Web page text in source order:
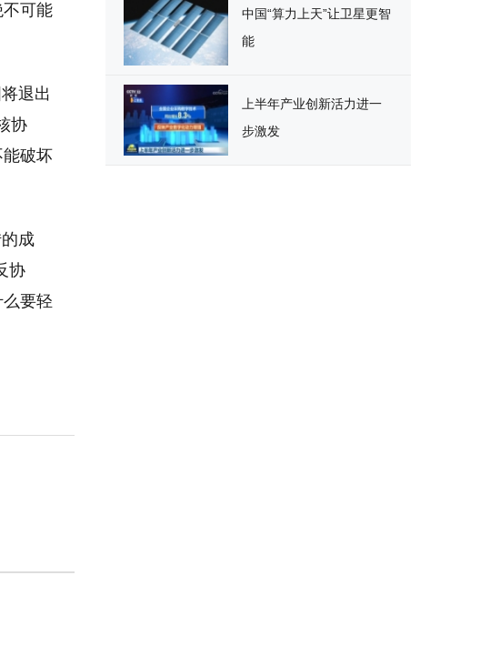
可能
退出
协
破坏
成
协
要轻
中国“算力上天”让卫星更智
能
上半年产业创新活力进一
步激发